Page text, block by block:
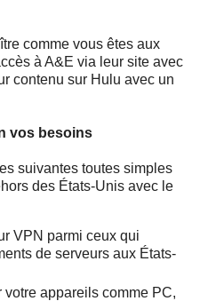
comme vous êtes aux
à A&E via leur site avec
contenu sur Hulu avec un
vos besoins
suivantes toutes simples
des États-Unis avec le
VPN parmi ceux qui
de serveurs aux États-
votre appareils comme PC,